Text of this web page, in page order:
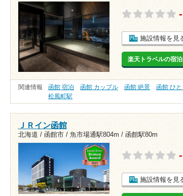
施設情報を見
楽天トラベルの宿
関連情報 函館 宿泊 函館 カップル 函館 絶景 函館 ひ
松風町駅
ＪＲイン函館
北海道 / 函館市 / 魚市場通駅804m / 函館駅80m
施設情報を見